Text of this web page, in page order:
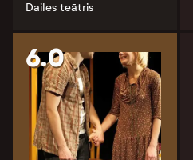
Dailes teātris
6.0